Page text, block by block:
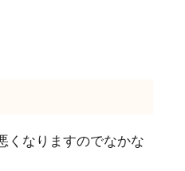
くなりますのでなかな